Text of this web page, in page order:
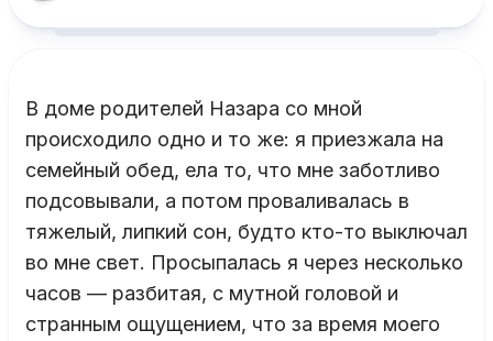
В доме родителей Назара со мной
происходило одно и то же: я приезжала на
семейный обед, ела то, что мне заботливо
подсовывали, а потом проваливалась в
тяжелый, липкий сон, будто кто-то выключал
во мне свет. Просыпалась я через несколько
часов — разбитая, с мутной головой и
странным ощущением, что за время моего